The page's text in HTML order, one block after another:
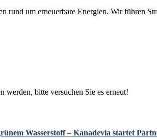
rund um erneuerbare Energien. Wir führen
werden, bitte versuchen Sie es erneut!
Wasserstoff – Kanadevia startet